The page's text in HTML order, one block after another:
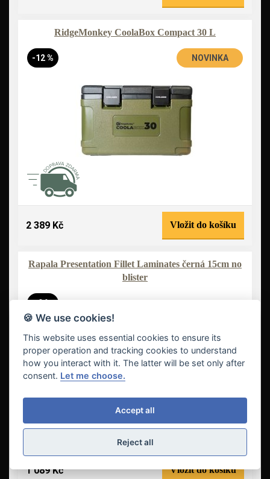
RidgeMonkey CoolaBox Compact 30 L
-12 % NOVINKA
2 389 Kč Vložit do košíku
Rapala Presentation Fillet Laminates černá 15cm no
blister
-9 %
1 089 Kč Vložit do košíku
🍪 We use cookies!
This website uses essential cookies to ensure its
proper operation and tracking cookies to understand
how you interact with it. The latter will be set only after
consent. Let me choose.
Accept all
Reject all